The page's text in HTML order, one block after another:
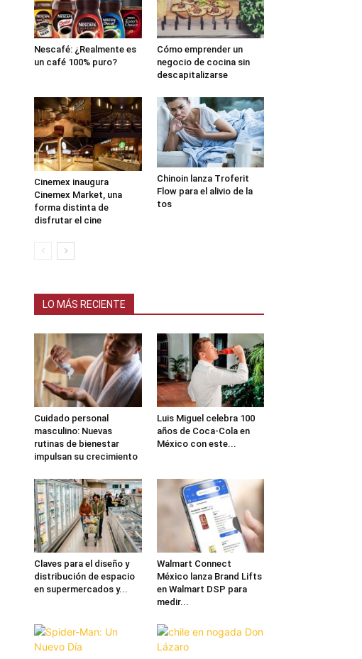
Nescafé: ¿Realmente es
un café 100% puro?
Cómo emprender un
negocio de cocina sin
descapitalizarse
Cinemex inaugura
Cinemex Market, una
forma distinta de
disfrutar el cine
Chinoin lanza Troferit
Flow para el alivio de la
tos
LO MÁS RECIENTE
Cuidado personal
masculino: Nuevas
rutinas de bienestar
impulsan su crecimiento
Luis Miguel celebra 100
años de Coca-Cola en
México con este...
Claves para el diseño y
distribución de espacio
en supermercados y...
Walmart Connect
México lanza Brand Lifts
en Walmart DSP para
medir...